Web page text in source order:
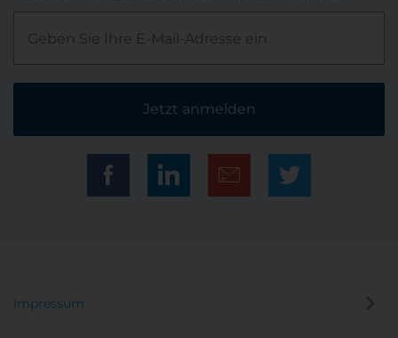
Jetzt anmelden
Impressum